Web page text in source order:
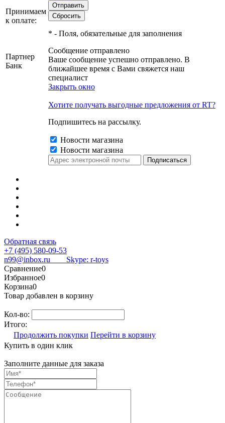
Принимаем
к оплате:
Партнер
Банк
* - Поля, обязательные для заполнения
Сообщение отправлено
Ваше сообщение успешно отправлено. В
ближайшее время с Вами свяжется наш
специалист
Закрыть окно
Хотите получать выгодные предложения от RT?
Подпишитесь на рассылку.
Новости магазина
Новости магазина
Обратная связь
+7 (495) 580-09-53
n99@inbox.ru Skype: r-toys
Сравнение0
Избранное0
Корзина0
Товар добавлен в корзину
Кол-во:
Итого:
Продолжить покупки Перейти в корзину
Купить в один клик
Заполните данные для заказа